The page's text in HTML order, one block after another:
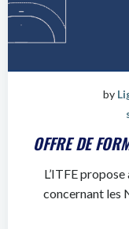
by
OFFRE DE
L’ITFE
concernant les